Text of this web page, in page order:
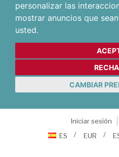
personalizar las
mostrar anuncios que
usted.
CAMBIAR
Iniciar sesión
ES
EUR